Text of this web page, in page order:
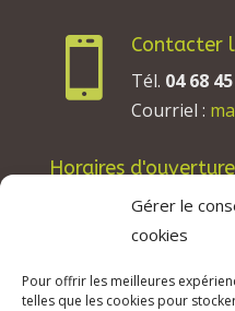
Gérer le
cookies
Pour offrir les meilleures
telles que les cookies pour

Contacter
Tél. 04 68
Courriel :
Horaires
Les lundis, mardis et
13h30 à 17h30.
Les vendredis : de 8h